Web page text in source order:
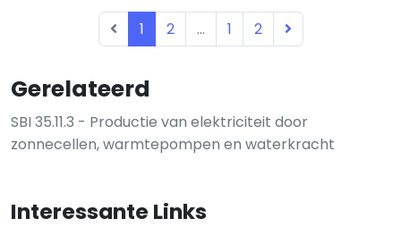
Gerelateerd
SBI 35.11.3 - Productie van elektriciteit door
zonnecellen, warmtepompen en waterkracht
Interessante Links
1 2 ... 1 2